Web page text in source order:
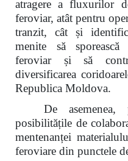
atragere a fluxurilor
feroviar, atât pentru
tranzit, cât și
menite să sporească
feroviar și să
diversificarea
Republica Moldova.
De asemenea,
posibilitățile de
mentenanței
feroviare din punctele